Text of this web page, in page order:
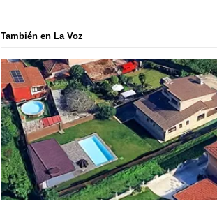
También en La Voz